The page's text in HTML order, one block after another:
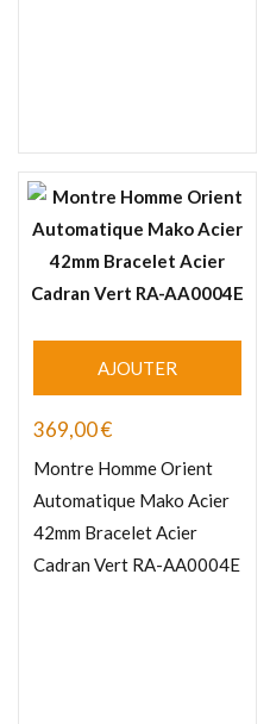
AJOUTER
369,00€
Montre Homme Orient
Automatique Mako Acier
42mm Bracelet Acier
Cadran Vert RA-AA0004E